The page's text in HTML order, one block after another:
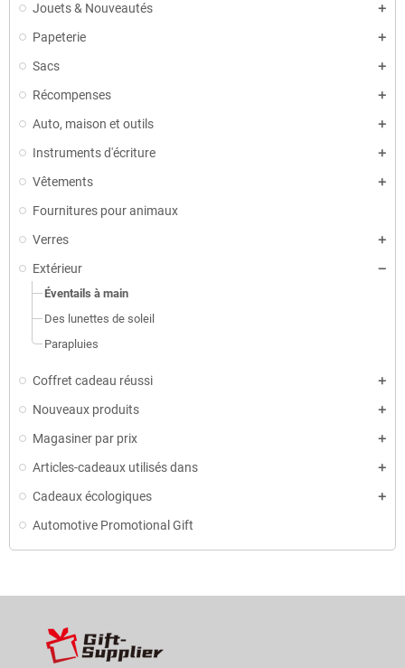
Jouets & Nouveautés
Papeterie
Sacs
Récompenses
Auto, maison et outils
Instruments d'écriture
Vêtements
Fournitures pour animaux
Verres
Extérieur
Éventails à main
Des lunettes de soleil
Parapluies
Coffret cadeau réussi
Nouveaux produits
Magasiner par prix
Articles-cadeaux utilisés dans
Cadeaux écologiques
Automotive Promotional Gift